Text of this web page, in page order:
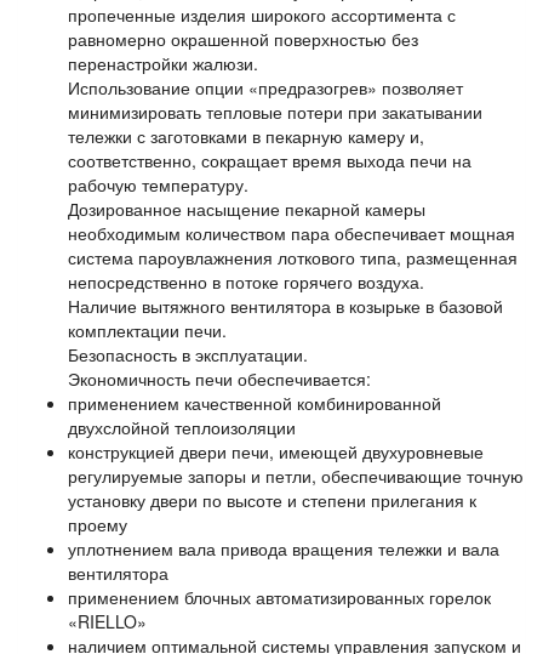
пропеченные изделия широкого ассортимента с
равномерно окрашенной поверхностью без
перенастройки жалюзи.
Использование опции «предразогрев» позволяет
минимизировать тепловые потери при закатывании
тележки с заготовками в пекарную камеру и,
соответственно, сокращает время выхода печи на
рабочую температуру.
Дозированное насыщение пекарной камеры
необходимым количеством пара обеспечивает мощная
система пароувлажнения лоткового типа, размещенная
непосредственно в потоке горячего воздуха.
Наличие вытяжного вентилятора в козырьке в базовой
комплектации печи.
Безопасность в эксплуатации.
Экономичность печи обеспечивается:
применением качественной комбинированной
двухслойной теплоизоляции
конструкцией двери печи, имеющей двухуровневые
регулируемые запоры и петли, обеспечивающие точную
установку двери по высоте и степени прилегания к
проему
уплотнением вала привода вращения тележки и вала
вентилятора
применением блочных автоматизированных горелок
«RIELLO»
наличием оптимальной системы управления запуском и